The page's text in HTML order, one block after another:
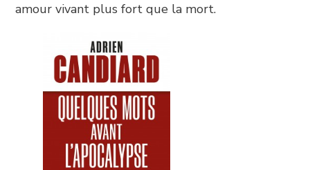
amour vivant plus fort que la mort.